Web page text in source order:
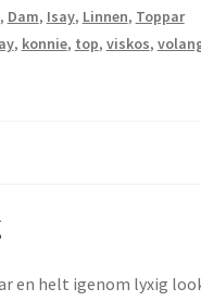
, Dam, Isay, Linnen, Toppar
, konnie, top, viskos,
en helt igenom lyxig